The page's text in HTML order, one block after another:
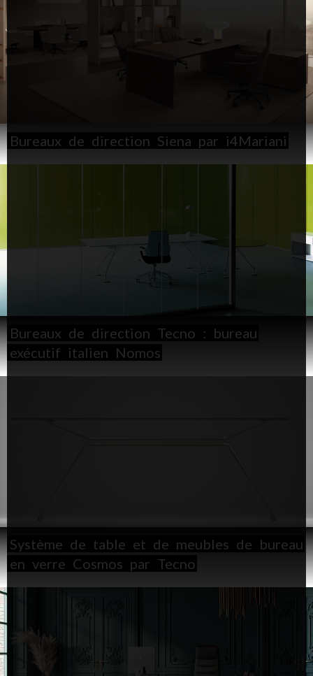
Bureaux de direction Siena par i4Mariani
Bureaux de direction Tecno : bureau
exécutif italien Nomos
Système de table et de meubles de bureau
en verre Cosmos par Tecno